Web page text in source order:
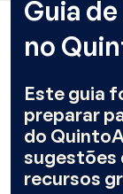
Guia
no
Este guia
preparar
do
sugestões
recursos